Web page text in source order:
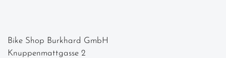
Bike Shop Burkhard GmbH
Knuppenmattgasse 2